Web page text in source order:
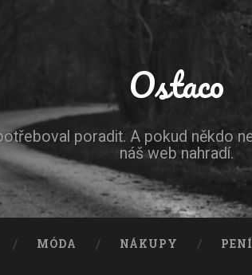
Ostaco
poradit. A pokud někdo
náš web nahradí.
MÓDA NÁKUPY